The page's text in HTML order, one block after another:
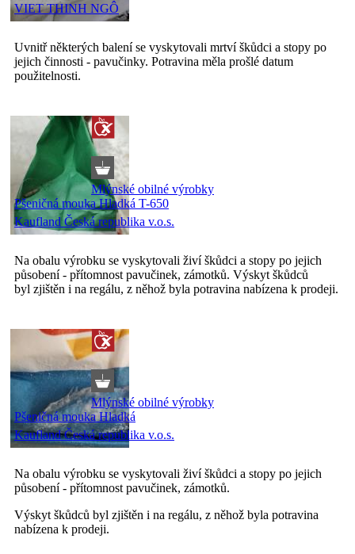
VIET THINH NGÔ
Uvnitř některých balení se vyskytovali mrtví škůdci a stopy po
jejich činnosti - pavučinky. Potravina měla prošlé datum
použitelnosti.
Mlýnské obilné výrobky
Pšeničná mouka Hladká T-650
Kaufland Česká republika v.o.s.
Na obalu výrobku se vyskytovali živí škůdci a stopy po jejich
působení - přítomnost pavučinek, zámotků. Výskyt škůdců
byl zjištěn i na regálu, z něhož byla potravina nabízena k prodeji.
Mlýnské obilné výrobky
Pšeničná mouka Hladká
Kaufland Česká republika v.o.s.
Na obalu výrobku se vyskytovali živí škůdci a stopy po jejich
působení - přítomnost pavučinek, zámotků.
Výskyt škůdců byl zjištěn i na regálu, z něhož byla potravina
nabízena k prodeji.